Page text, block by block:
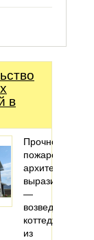
в
Прочность,
архитектурная
—
возведение
коттеджей
из